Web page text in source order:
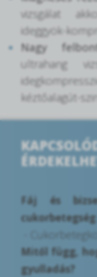
vizsgálat
ideggyök-
Nagy
ultrahang
kéztőalagút-
Fáj és
-
Mitől függ,
gyulladás?